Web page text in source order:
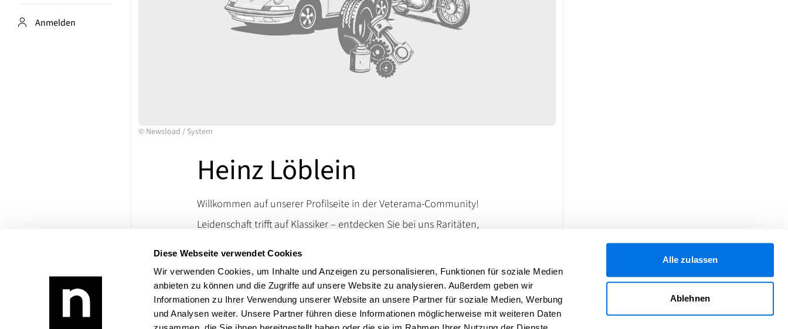
Diese Webseite verwendet Cookies
Wir verwenden Cookies, um Inhalte und Anzeigen zu personalisieren, Funktionen für soziale Medien
anbieten zu können und die Zugriffe auf unsere Website zu analysieren. Außerdem geben wir
Informationen zu Ihrer Verwendung unserer Website an unsere Partner für soziale Medien, Werbung
und Analysen weiter. Unsere Partner führen diese Informationen möglicherweise mit weiteren Daten
Alle zulassen
Ablehnen
Anmelden
© Newsload / System
Heinz Löblein
Willkommen auf unserer Profilseite in der Veterama-Community!
Leidenschaft trifft auf Klassiker – entdecken Sie bei uns Raritäten,
lassen. Besuchen Sie uns auf der VETERAMA und tauchen Sie ein in
die Welt klassischen Raritäten.
Bei Rückfragen erreichen Sie uns über unsere Kontaktdaten.
Produktangebot:
Motorrad Lackierungen